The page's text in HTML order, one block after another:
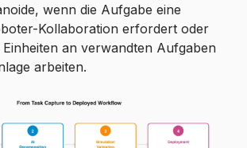
wenn die Aufgabe eine
Kollaboration erfordert oder
an verwandten Aufgaben
arbeiten.